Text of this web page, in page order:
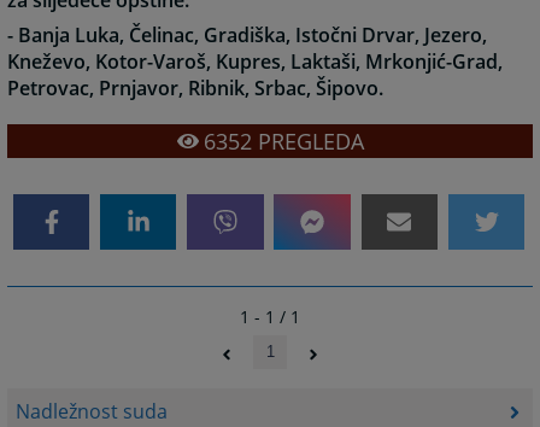
Nadležnost suda
- Banja Luka, Čelinac, Gradiška, Istočni Drvar, Jezero,
Kneževo, Kotor-Varoš, Kupres, Laktaši, Mrkonjić-Grad,
Petrovac, Prnjavor, Ribnik, Srbac, Šipovo.
6352 PREGLEDA
1 - 1 / 1
1